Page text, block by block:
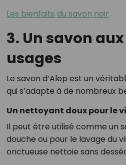
Les bienfaits du savon noir
3. Un savon
usages
Le savon d’Alep est un
qui s’adapte à de nombreux
Un nettoyant doux pour le
Il peut être utilisé comme un
douche ou pour le lavage du
onctueuse nettoie sans